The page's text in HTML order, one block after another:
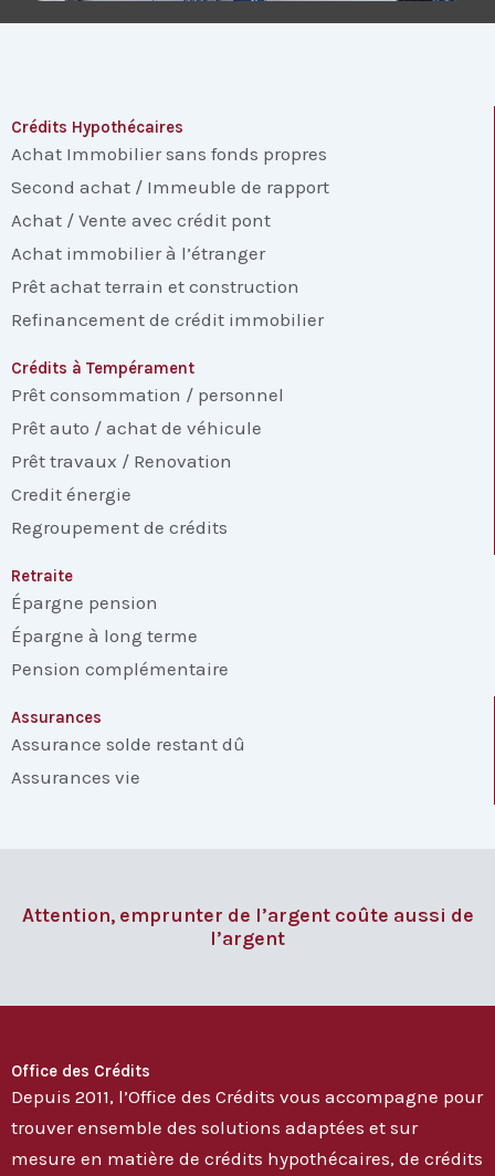
Crédits Hypothécaires
Achat Immobilier sans fonds propres
Second achat / Immeuble de rapport
Achat / Vente avec crédit pont
Achat immobilier à l’étranger
Prêt achat terrain et construction
Refinancement de crédit immobilier
Crédits à Tempérament
Prêt consommation / personnel
Prêt auto / achat de véhicule
Prêt travaux / Renovation
Credit énergie
Regroupement de crédits
Retraite
Épargne pension
Épargne à long terme
Pension complémentaire
Assurances
Assurance solde restant dû
Assurances vie
Attention, emprunter de l’argent coûte aussi de
l’argent
Office des Crédits
Depuis 2011, l’Office des Crédits vous accompagne pour
trouver ensemble des solutions adaptées et sur
mesure en matière de crédits hypothécaires, de crédits